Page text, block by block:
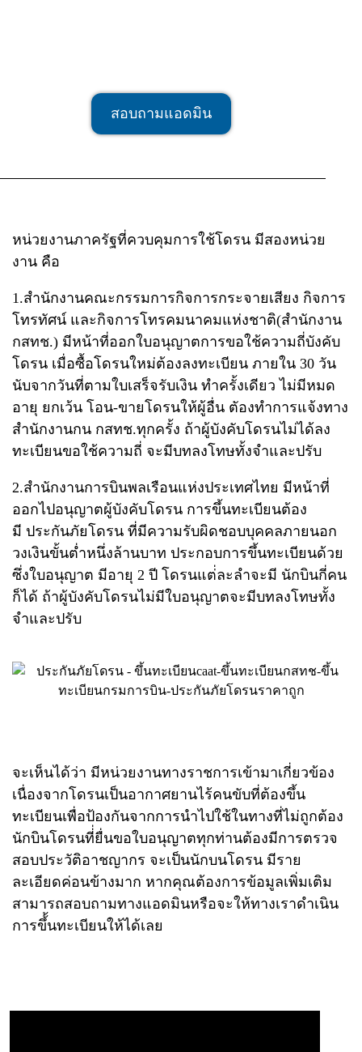
สอบถามแอดมิน
หน่วยงานภาครัฐที่ควบคุมการใช้โดรน มีสองหน่วย
งาน คือ
1.สำนักงานคณะกรรมการกิจการกระจายเสียง กิจการ
โทรทัศน์ และกิจการโทรคมนาคมแห่งชาติ(สำนักงาน
กสทช.) มีหน้าที่ออกใบอนุญาตการขอใช้ความถี่บังคับ
โดรน เมื่อซื้อโดรนใหม่ต้องลงทะเบียน ภายใน 30 วัน
นับจากวันที่ตามใบเสร็จรับเงิน ทำครั้งเดียว ไม่มีหมด
อายุ ยกเว้น โอน-ขายโดรนให้ผู้อื่น ตัองทำการแจ้งทาง
สำนักงานกน กสทช.ทุกครั้ง ถ้าผู้บังคับโดรนไม่ได้ลง
ทะเบียนขอใช้ความถี่ จะมีบทลงโทษทั้งจำและปรับ
2.สำนักงานการบินพลเรือนแห่งประเทศไทย มีหน้าที่
ออกไปอนุญาตผู้บังคับโดรน การขึ้นทะเบียนต้อง
มี ประกันภัยโดรน ที่มีความรับผิดชอบบุคคลภายนอก
วงเงินขั้นต่ำหนึ่งล้านบาท ประกอบการขึ้นทะเบียนด้วย
ซึ่งใบอนุญาต มีอายุ 2 ปี โดรนแต่่ละลำจะมี นักบินกี่คน
ก็ได้ ถ้าผู้บังคับโดรนไม่มีใบอนุญาตจะมีบทลงโทษทั้ง
จำและปรับ
จะเห็นได้ว่า มีหน่วยงานทางราชการเข้ามาเกี่ยวข้อง
เนื่องจากโดรนเป็นอากาศยานไร้คนขับที่ต้องขึ้น
ทะเบียนเพื่อป้องกันจากการนำไปใช้ในทางที่ไม่ถูกต้อง
นักบินโดรนที่่ยื่นขอใบอนุญาตทุกท่านต้องมีการตรวจ
สอบประวัติอาชญากร จะเป็นนักบนโดรน มีราย
ละเอียดค่อนข้างมาก หากคุณต้องการข้อมูลเพิ่มเติม
สามารถสอบถามทางแอดมินหรือจะให้ทางเราดำเนิน
การขึ้้นทะเบียนให้ได้เลย